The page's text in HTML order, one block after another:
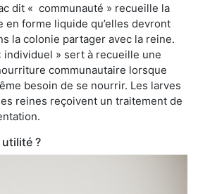
dit « communauté » recueille la
en forme liquide qu’elles devront
la colonie partager avec la reine.
individuel » sert à recueille une
communautaire lorsque
besoin de se nourrir. Les larves
reines reçoivent un traitement de
?